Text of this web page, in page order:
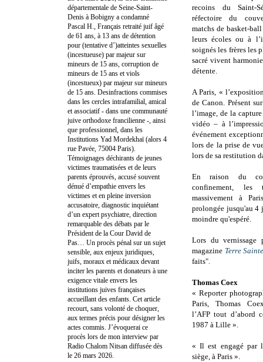
recoins du Saint-
réfectoire du
matchs de basket-
leurs écoles ou à
soignés les frères les
sacré vivent
détente.
A Paris, «
de Canon. Présent
l’image, de la
vidéo – à
événement
lors de la prise de
lors de sa restitution
En raison du
confinement, les
massivement à
prolongée jusqu'au 4
moindre qu'espéré.
Lors du vernissage
magazine Terre
faits".
Thomas Coex
« Reporter
Paris, Thomas
l’AFP tout d’abord
1987 à Lille ».
« Il est engagé par
siège, à Paris ».
départementale de Seine-Saint-
Denis à Bobigny a condamné
Pascal H., Français retraité juif âgé
de 61 ans, à 13 ans de détention
pour (tentative d’)atteintes sexuelles
(incestueuse) par majeur sur
mineurs de 15 ans, corruption de
mineurs de 15 ans et viols
(incestueux) par majeur sur mineurs
de 15 ans. Desinfractions commises
dans les cercles intrafamilial, amical
et associatif - dans une communauté
juive orthodoxe francilienne -, ainsi
que professionnel, dans les
Institutions Yad Mordekhaï (alors 4
rue Pavée, 75004 Paris).
Témoignages déchirants de jeunes
victimes traumatisées et de leurs
parents éprouvés, accusé souvent
dénué d’empathie envers les
victimes et en pleine inversion
accusatoire, diagnostic inquiétant
d’un expert psychiatre, direction
remarquable des débats par le
Président de la Cour David de
Pas… Un procès pénal sur un sujet
sensible, aux enjeux juridiques,
juifs, moraux et médicaux devant
inciter les parents et donateurs à une
exigence vitale envers les
institutions juives françaises
accueillant des enfants. Cet article
recourt, sans volonté de choquer,
aux termes précis pour désigner les
actes commis. J’évoquerai ce
procès lors de mon interview par
Radio Chalom Nitsan diffusée dès
le 26 mars 2026.